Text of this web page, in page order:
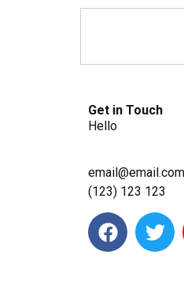
Get in Touch
Hello
email@email.com
(123) 123 123